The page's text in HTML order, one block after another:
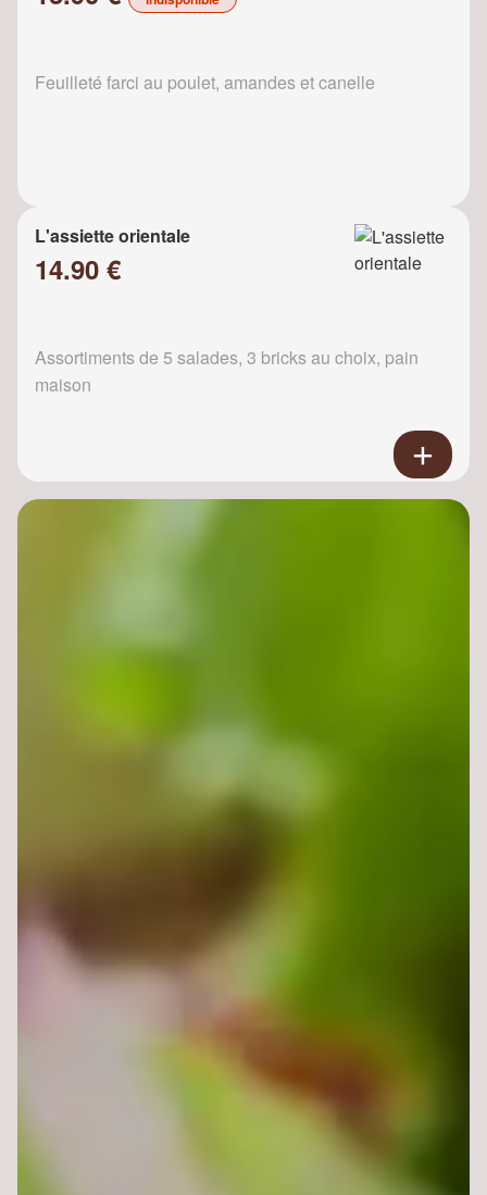
Feuilleté farci au poulet, amandes et canelle
L'assiette orientale
14.90 €
Assortiments de 5 salades, 3 bricks au choix, pain
maison